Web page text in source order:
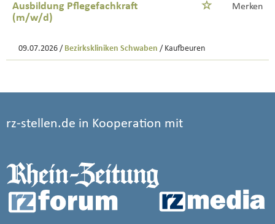
Ausbildung Pflegefachkraft
(m/w/d)
Merken
09.07.2026 / Bezirkskliniken Schwaben / Kaufbeuren
rz-stellen.de in Kooperation mit